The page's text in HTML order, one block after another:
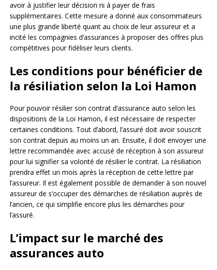
avoir à justifier leur décision ni à payer de frais
supplémentaires. Cette mesure a donné aux consommateurs
une plus grande liberté quant au choix de leur assureur et a
incité les compagnies d’assurances à proposer des offres plus
compétitives pour fidéliser leurs clients.
Les conditions pour bénéficier de
la résiliation selon la Loi Hamon
Pour pouvoir résilier son contrat d’assurance auto selon les
dispositions de la Loi Hamon, il est nécessaire de respecter
certaines conditions. Tout d’abord, l’assuré doit avoir souscrit
son contrat depuis au moins un an. Ensuite, il doit envoyer une
lettre recommandée avec accusé de réception à son assureur
pour lui signifier sa volonté de résilier le contrat. La résiliation
prendra effet un mois après la réception de cette lettre par
l’assureur. Il est également possible de demander à son nouvel
assureur de s’occuper des démarches de résiliation auprès de
l’ancien, ce qui simplifie encore plus les démarches pour
l’assuré.
L’impact sur le marché des
assurances auto